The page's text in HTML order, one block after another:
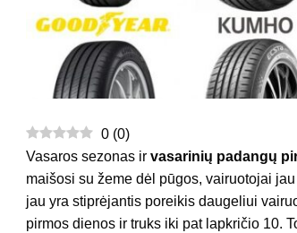
0 (0)
Vasaros sezonas ir vasarinių padangų
maišosi su žeme dėl pūgos, vairuotojai
jau yra stiprėjantis poreikis daugeliui
pirmos dienos ir truks iki pat lapkričio 10.